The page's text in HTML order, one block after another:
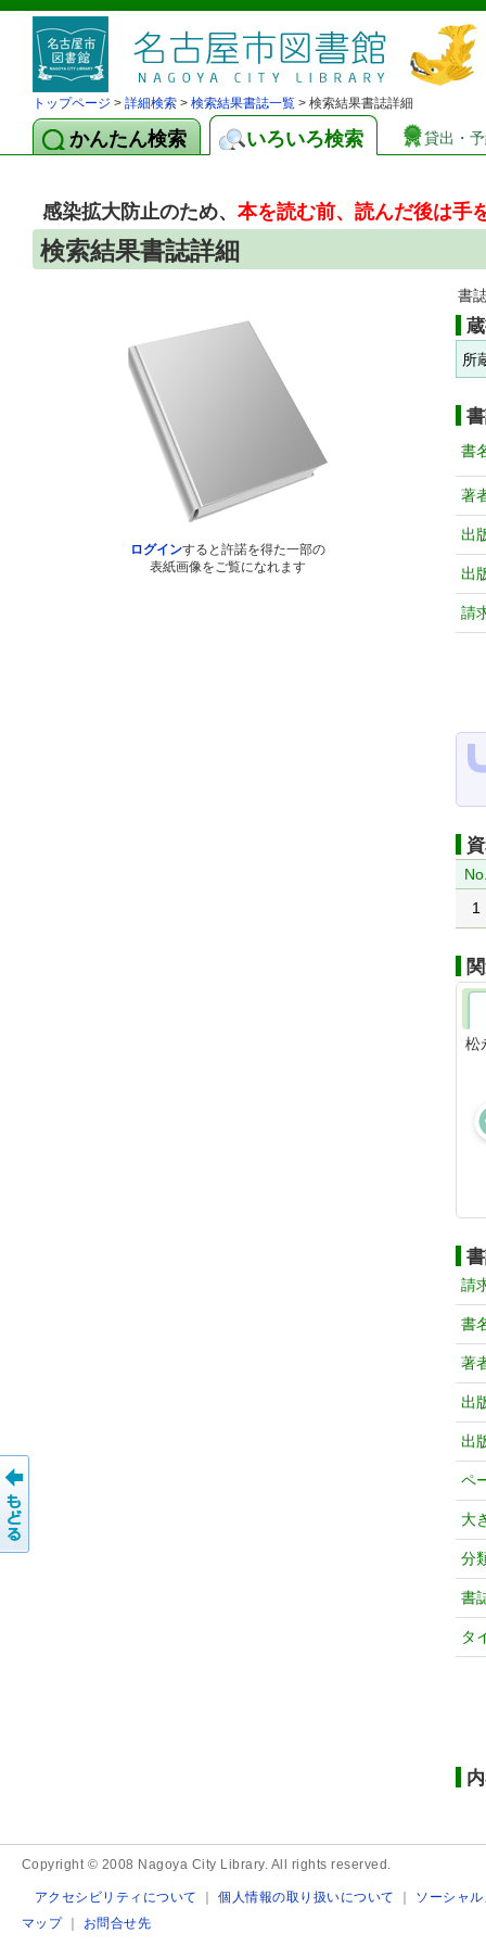
トップページ > 詳細検索 > 検索結果書誌一覧 > 検索結果書誌詳細
かんたん検索 いろいろ検索 貸出・
感染拡大防止のため、本を読む前、読んだ後は手
検索結果書誌詳細
ログインすると許諾を得た一部の
表紙画像をご覧になれます
書
所
書
著
出
出
請
1
松
請
書
著
出
出
ペ
大
分
書
タ
Copyright © 2008 Nagoya City Library. All rights reserved.
アクセシビリティについて ｜個人情報の取り扱いについて ｜ ソーシャ
マップ｜ お問合せ先